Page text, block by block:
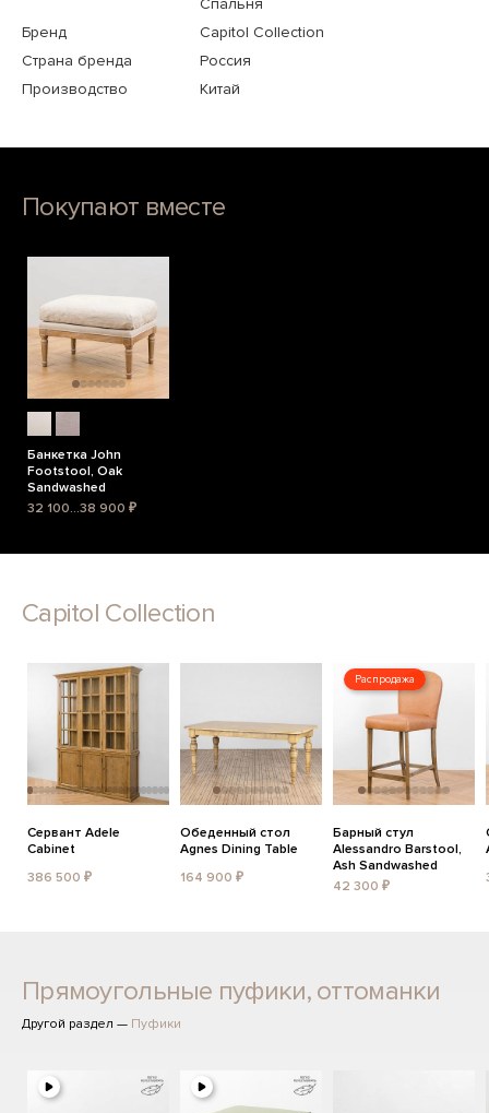
Спальня
Бренд
Capitol Collection
Страна бренда
Россия
Производство
Китай
Покупают вместе
Банкетка John
Footstool, Oak
Sandwashed
32 100...38 900 ₽
Capitol Collection
Сервант Adele
Cabinet
386 500 ₽
Обеденный стол
Agnes Dining Table
164 900 ₽
Распродажа
Барный стул
Alessandro Barstool,
Ash Sandwashed
42 300 ₽
Прямоугольные пуфики, оттоманки
Другой раздел — Пуфики